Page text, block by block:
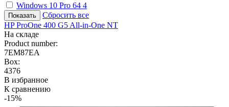
Windows 10 Pro 64 4
Сбросить все
HP ProOne 400 G5 All-in-One NT
На складе
Product number:
7EM87EA
Box:
4376
В избранное
К сравнению
-15%